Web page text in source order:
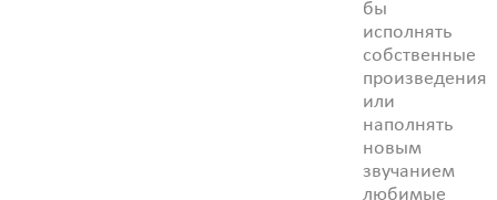
бы
исполнять
собственные
произведения
или
наполнять
новым
звучанием
любимые